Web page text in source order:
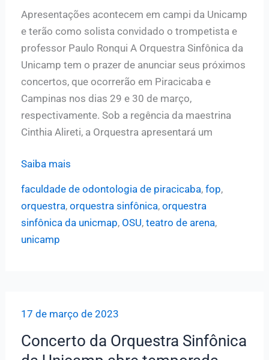
Apresentações acontecem em campi da Unicamp
e terão como solista convidado o trompetista e
professor Paulo Ronqui A Orquestra Sinfônica da
Unicamp tem o prazer de anunciar seus próximos
concertos, que ocorrerão em Piracicaba e
Campinas nos dias 29 e 30 de março,
respectivamente. Sob a regência da maestrina
Cinthia Alireti, a Orquestra apresentará um
Orquestra
Unicamp
apresenta
de
e
Saiba mais
faculdade de odontologia de piracicaba, fop,
orquestra, orquestra sinfônica, orquestra
sinfônica da unicmap, OSU, teatro de arena,
unicamp
17 de março de 2023
Concerto da Orquestra Sinfônica